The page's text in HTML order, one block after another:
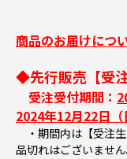
商品のお届けにつ
◆先行販売【受注
受注受付期間：
2024年12月22日
・期間内は【受注
品切れはございません